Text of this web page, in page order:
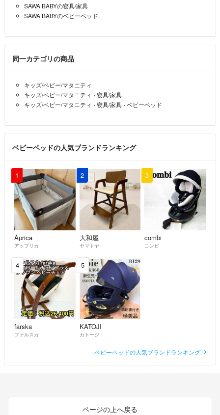
SAWA BABYの寝具/家具
SAWA BABYのベビーベッド
同一カテゴリの商品
キッズ/ベビー/マタニティ
キッズ/ベビー/マタニティ › 寝具/家具
キッズ/ベビー/マタニティ › 寝具/家具 › ベビーベッド
ベビーベッドの人気ブランドランキング
1
Aprica
アップリカ
2
大和屋
ヤマトヤ
3
combi
コンビ
4
farska
ファルスカ
5
KATOJI
カトージ
ベビーベッドの人気ブランドランキング
ページの上へ戻る